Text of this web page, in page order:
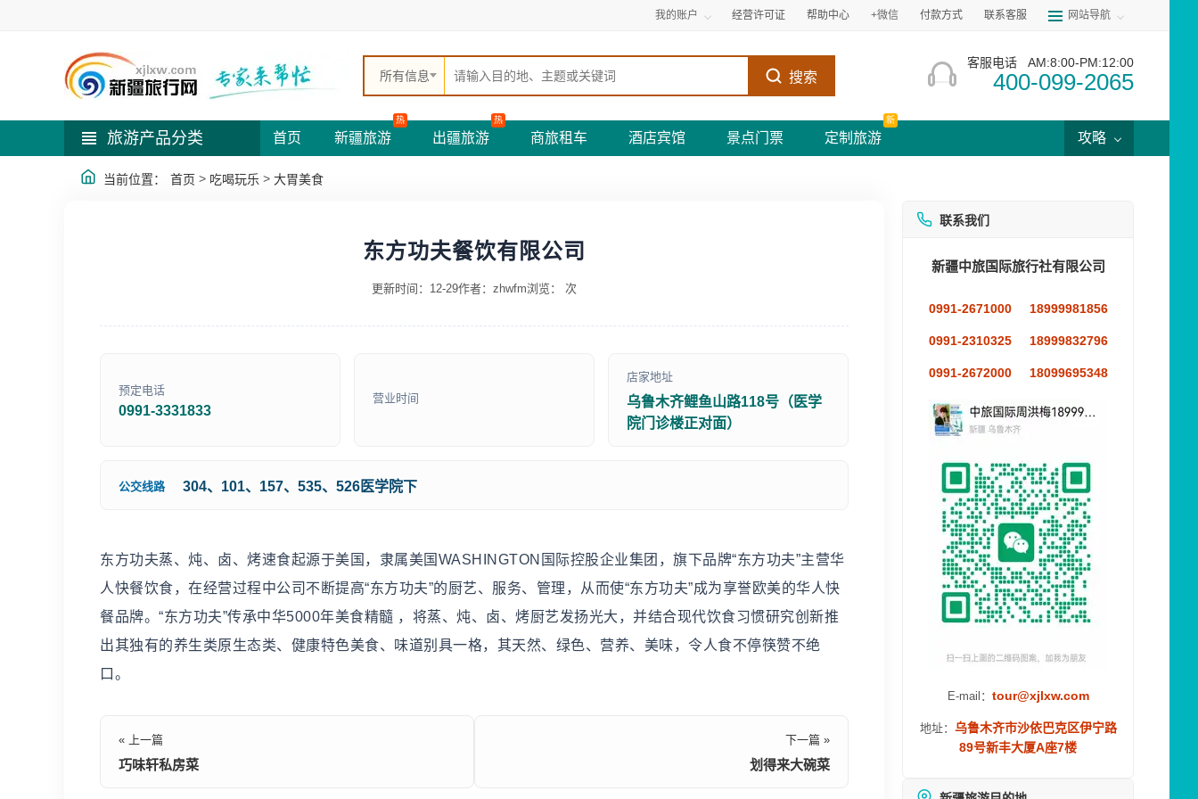
我的账户 经营许可证 帮助中心 +微信 付款方式 联系客服 网站导航
所有信息 搜索
客服电话 AM:8:00-PM:12:00
400-099-2065
旅游产品分类 首页 新疆旅游
热
出疆旅游
热
商旅租车 酒店宾馆 景点门票 定制旅游
新
攻略
当前位置： 首页 > 吃喝玩乐 > 大胃美食
东方功夫餐饮有限公司
更新时间：12-29作者：zhwfm浏览： 次
预定电话
0991-3331833
营业时间
店家地址
乌鲁木齐鲤鱼山路118号（医学
院门诊楼正对面）
公交线路 304、101、157、535、526医学院下
东方功夫蒸、炖、卤、烤速食起源于美国，隶属美国WASHINGTON国际控股企业集团，旗下品牌“东方功夫”主营华
人快餐饮食，在经营过程中公司不断提高“东方功夫”的厨艺、服务、管理，从而使“东方功夫”成为享誉欧美的华人快
餐品牌。“东方功夫”传承中华5000年美食精髓 ，将蒸、炖、卤、烤厨艺发扬光大，并结合现代饮食习惯研究创新推
出其独有的养生类原生态类、健康特色美食、味道别具一格，其天然、绿色、营养、美味，令人食不停筷赞不绝
口。
« 上一篇
巧味轩私房菜
下一篇 »
划得来大碗菜
联系我们
新疆中旅国际旅行社有限公司
0991-2671000 18999981856
0991-2310325 18999832796
0991-2672000 18099695348
E-mail： tour@xjlxw.com
地址： 乌鲁木齐市沙依巴克区伊宁路
89号新丰大厦A座7楼